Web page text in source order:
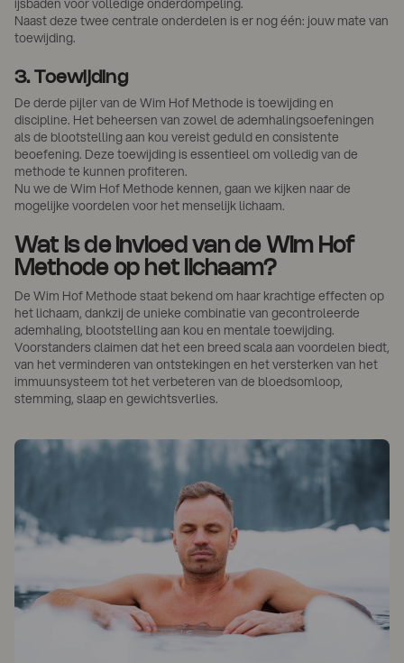
ijsbaden voor volledige onderdompeling.
Naast deze twee centrale onderdelen is er nog één: jouw mate van
toewijding.
3. Toewijding
De derde pijler van de Wim Hof Methode is toewijding en
discipline. Het beheersen van zowel de ademhalingsoefeningen
als de blootstelling aan kou vereist geduld en consistente
beoefening. Deze toewijding is essentieel om volledig van de
methode te kunnen profiteren.
Nu we de Wim Hof Methode kennen, gaan we kijken naar de
mogelijke voordelen voor het menselijk lichaam.
Wat is de invloed van de Wim Hof
Methode op het lichaam?
De Wim Hof Methode staat bekend om haar krachtige effecten op
het lichaam, dankzij de unieke combinatie van gecontroleerde
ademhaling, blootstelling aan kou en mentale toewijding.
Voorstanders claimen dat het een breed scala aan voordelen biedt,
van het verminderen van ontstekingen en het versterken van het
immuunsysteem tot het verbeteren van de bloedsomloop,
stemming, slaap en gewichtsverlies.